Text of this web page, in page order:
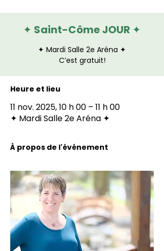
✦ Saint-Côme JOUR ✦
✦ Mardi Salle 2e Aréna ✦
C’est gratuit!
Heure et lieu
11 nov. 2025, 10 h 00 – 11 h 00
✦ Mardi Salle 2e Aréna ✦
À propos de l'événement